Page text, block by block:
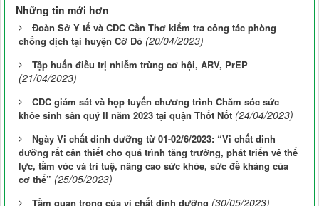
Những tin mới hơn
Đoàn Sở Y tế và CDC Cần Thơ kiểm tra công tác phòng
chống dịch tại huyện Cờ Đỏ (20/04/2023)
Tập huấn điều trị nhiễm trùng cơ hội, ARV, PrEP
(21/04/2023)
CDC giám sát và họp tuyến chương trình Chăm sóc sức
khỏe sinh sản quý II năm 2023 tại quận Thốt Nốt (24/04/2023)
Ngày Vi chất dinh dưỡng từ 01-02/6/2023: “Vi chất dinh
dưỡng rất cần thiết cho quá trình tăng trưởng, phát triển về thể
lực, tầm vóc và trí tuệ, nâng cao sức khỏe, sức đề kháng của
cơ thể” (25/05/2023)
Tầm quan trọng của vi chất dinh dưỡng (30/05/2023)